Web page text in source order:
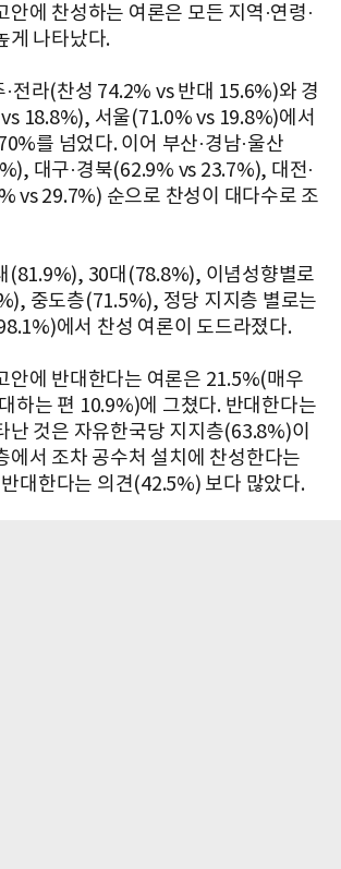
안에 찬성하는 여론은 모든 지역·연령·
게 나타났다.
전라(찬성 74.2% vs 반대 15.6%)와 경
18.8%), 서울(71.0% vs 19.8%)에서
를 넘었다. 이어 부산·경남·울산
대구·경북(62.9% vs 23.7%), 대전·
vs 29.7%) 순으로 찬성이 대다수로 조
(81.9%), 30대(78.8%), 이념성향별로
중도층(71.5%), 정당 지지층 별로는
에서 찬성 여론이 도드라졌다.
안에 반대한다는 여론은 21.5%(매우
하는 편 10.9%)에 그쳤다. 반대한다는
난 것은 자유한국당 지지층(63.8%)이
에서 조차 공수처 설치에 찬성한다는
대한다는 의견(42.5%) 보다 많았다.